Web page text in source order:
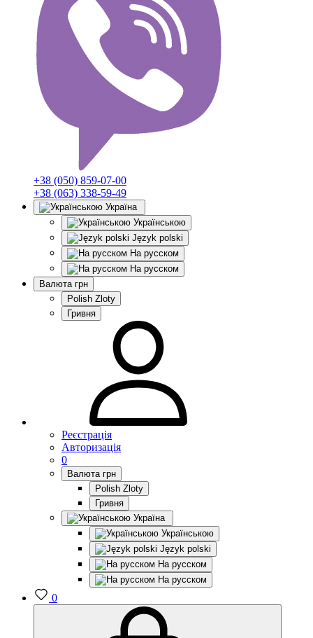
+38 (050) 859-07-00
+38 (063) 338-59-49
Україна
Українською
Język polski
На русском
На русском
Валюта грн
Polish Zloty
Гривня
Реєстрація
Авторизація
0
Валюта грн
Polish Zloty
Гривня
Україна
Українською
Język polski
На русском
На русском
0